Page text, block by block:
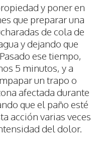
y poner en
que preparar una
de cola de
y dejando que
ese tiempo,
5 minutos, y a
un trapo o
afectada durante
que el paño esté
acción varias veces
del dolor.